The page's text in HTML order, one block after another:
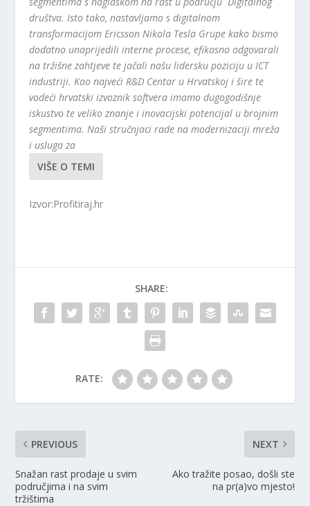
društva. Isto tako, nastavljamo s digitalnom
transformacijom Ericsson Nikola Tesla Grupe kako bismo
dodatno unaprijedili interne procese, efikasno odgovarali
na tržišne zahtjeve te jačali našu lidersku poziciju u ICT
industriji. Kao najveći R&D Centar u Hrvatskoj i šire te
vodeći hrvatski izvoznik softvera imamo dugogodišnje
iskustvo te veliko znanje i inovacijski potencijal u brojnim
segmentima. Naši stručnjaci rade na modernizaciji mreža
i usluga za
VIŠE O TEMI
Izvor:Profitiraj.hr
SHARE:
RATE:
PREVIOUS
Snažan rast prodaje u svim
područjima i na svim
tržištima
NEXT
Ako tražite posao, došli ste
na pr(a)vo mjesto!